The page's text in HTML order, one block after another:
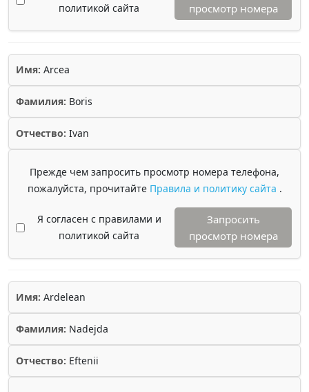
политикой сайта
просмотр номера
Имя: Arcea
Фамилия: Boris
Отчество: Ivan
Прежде чем запросить просмотр номера телефона,
пожалуйста, прочитайте Правила и политику сайта .
Я согласен с правилами и
политикой сайта
Запросить
просмотр номера
Имя: Ardelean
Фамилия: Nadejda
Отчество: Eftenii